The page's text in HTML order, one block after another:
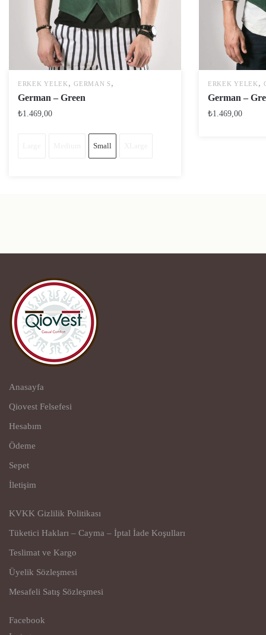
ERKEK YELEK ,GERMAN S,
German – Green
₺1.469,00
Small
ERKEK YELEK ,
German –
₺1.469,00
Anasayfa
Qiovest Felsefesi
Hesabım
Ödeme
Sepet
İletişim
KVKK Gizlilik Politikası
Tüketici Hakları – Cayma – İptal İade Koşulları
Teslimat ve Kargo
Üyelik Sözleşmesi
Mesafeli Satış Sözleşmesi
Facebook